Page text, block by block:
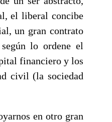
el liberal concibe
un gran contrato
lo ordene el
financiero y los
civil (la sociedad
en otro gran